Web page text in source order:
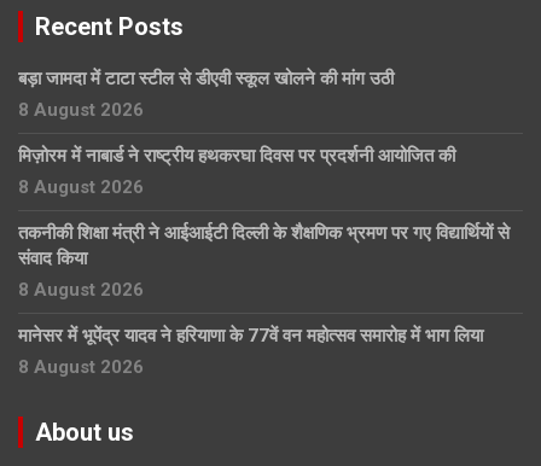
Recent Posts
बड़ा जामदा में टाटा स्टील से डीएवी स्कूल खोलने की मांग उठी
8 August 2026
मिज़ोरम में नाबार्ड ने राष्ट्रीय हथकरघा दिवस पर प्रदर्शनी आयोजित की
8 August 2026
तकनीकी शिक्षा मंत्री ने आईआईटी दिल्ली के शैक्षणिक भ्रमण पर गए विद्यार्थियों से
संवाद किया
8 August 2026
मानेसर में भूपेंद्र यादव ने हरियाणा के 77वें वन महोत्सव समारोह में भाग लिया
8 August 2026
About us